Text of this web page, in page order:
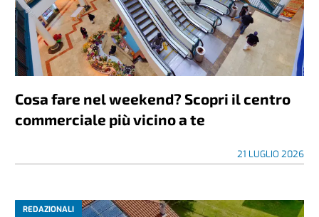
Cosa fare nel weekend? Scopri il centro
commerciale più vicino a te
21 LUGLIO 2026
REDAZIONALI